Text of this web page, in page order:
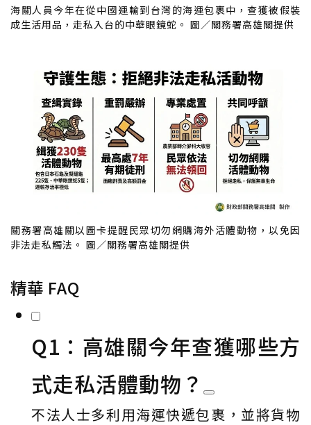
海關人員今年在從中國運輸到台灣的海運包裹中，查獲被假裝
成生活用品，走私入台的中華眼鏡蛇。 圖／關務署高雄關提供
關務署高雄關以圖卡提醒民眾切勿網購海外活體動物，以免因
非法走私觸法。 圖／關務署高雄關提供
精華 FAQ
Q1：高雄關今年查獲哪些方
式走私活體動物？
不法人士多利用海運快遞包裹，並將貨物